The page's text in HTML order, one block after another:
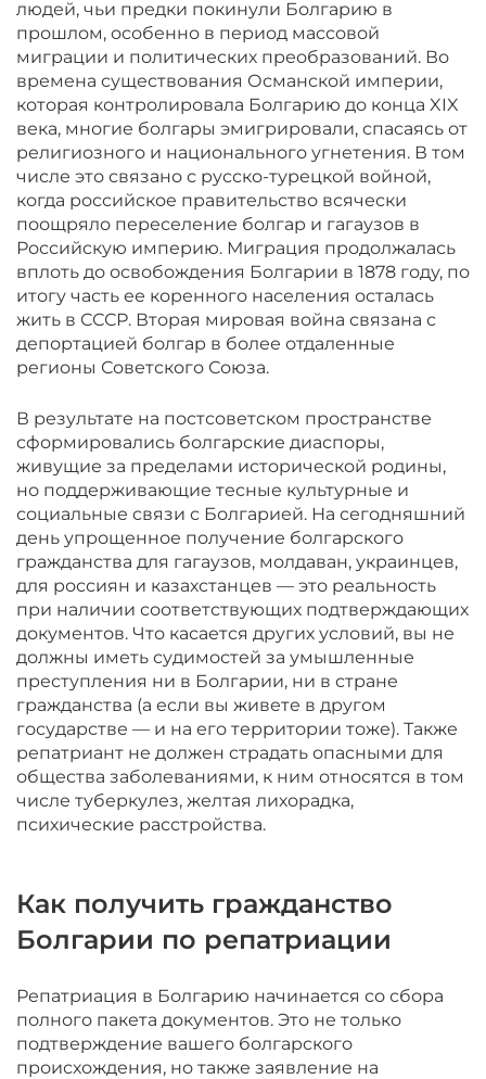
людей, чьи предки покинули Болгарию в
прошлом, особенно в период массовой
миграции и политических преобразований. Во
времена существования Османской империи,
которая контролировала Болгарию до конца XIX
века, многие болгары эмигрировали, спасаясь от
религиозного и национального угнетения. В том
числе это связано с русско-турецкой войной,
когда российское правительство всячески
поощряло переселение болгар и гагаузов в
Российскую империю. Миграция продолжалась
вплоть до освобождения Болгарии в 1878 году, по
итогу часть ее коренного населения осталась
жить в СССР. Вторая мировая война связана с
депортацией болгар в более отдаленные
регионы Советского Союза.
В результате на постсоветском пространстве
сформировались болгарские диаспоры,
живущие за пределами исторической родины,
но поддерживающие тесные культурные и
социальные связи с Болгарией. На сегодняшний
день упрощенное получение болгарского
гражданства для гагаузов, молдаван, украинцев,
для россиян и казахстанцев — это реальность
при наличии соответствующих подтверждающих
документов. Что касается других условий, вы не
должны иметь судимостей за умышленные
преступления ни в Болгарии, ни в стране
гражданства (а если вы живете в другом
государстве — и на его территории тоже). Также
репатриант не должен страдать опасными для
общества заболеваниями, к ним относятся в том
числе туберкулез, желтая лихорадка,
психические расстройства.
Как получить гражданство
Болгарии по репатриации
Репатриация в Болгарию начинается со сбора
полного пакета документов. Это не только
подтверждение вашего болгарского
происхождения, но также заявление на